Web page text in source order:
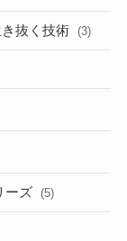
抜く技術 (3)
ーズ (5)